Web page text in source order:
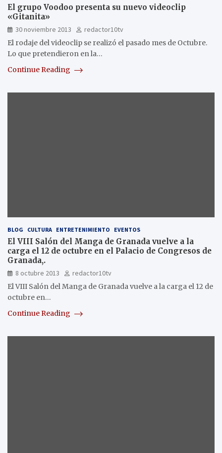
El grupo Voodoo presenta su nuevo videoclip
«Gitanita»
30 noviembre 2013
redactor10tv
El rodaje del videoclip se realizó el pasado mes de Octubre.
Lo que pretendieron en la…
Continue Reading
BLOG CULTURA ENTRETENIMIENTO EVENTOS
El VIII Salón del Manga de Granada vuelve a la
carga el 12 de octubre en el Palacio de Congresos de
Granada,.
8 octubre 2013
redactor10tv
El VIII Salón del Manga de Granada vuelve a la carga el 12 de
octubre en…
Continue Reading